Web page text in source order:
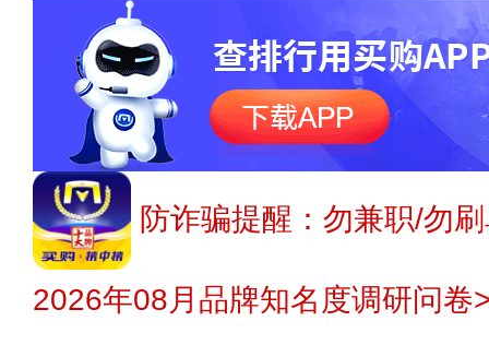
防诈骗提醒：勿兼职/勿
2026年08月品牌知名度调研问卷